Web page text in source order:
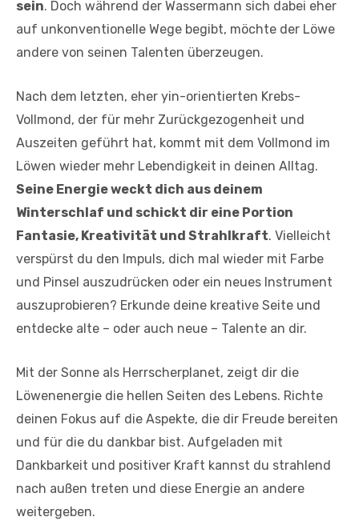
sein. Doch während der Wassermann sich dabei eher
auf unkonventionelle Wege begibt, möchte der Löwe
andere von seinen Talenten überzeugen.
Nach dem letzten, eher yin-orientierten Krebs-
Vollmond, der für mehr Zurückgezogenheit und
Auszeiten geführt hat, kommt mit dem Vollmond im
Löwen wieder mehr Lebendigkeit in deinen Alltag.
Seine Energie weckt dich aus deinem
Winterschlaf und schickt dir eine Portion
Fantasie, Kreativität und Strahlkraft. Vielleicht
verspürst du den Impuls, dich mal wieder mit Farbe
und Pinsel auszudrücken oder ein neues Instrument
auszuprobieren? Erkunde deine kreative Seite und
entdecke alte – oder auch neue – Talente an dir.
Mit der Sonne als Herrscherplanet, zeigt dir die
Löwenenergie die hellen Seiten des Lebens. Richte
deinen Fokus auf die Aspekte, die dir Freude bereiten
und für die du dankbar bist. Aufgeladen mit
Dankbarkeit und positiver Kraft kannst du strahlend
nach außen treten und diese Energie an andere
weitergeben.